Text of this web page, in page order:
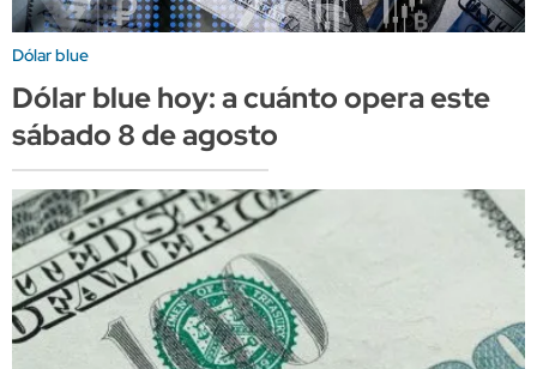
Dólar blue
Dólar blue hoy: a cuánto opera este
sábado 8 de agosto